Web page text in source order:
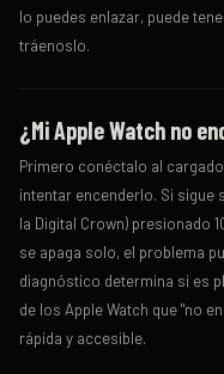
lo puedes enlazar, puede
tráenoslo.
¿Mi Apple Watch no
Primero conéctalo al
intentar encenderlo. Si sigue
la Digital Crown) presionado
se apaga solo, el problema
diagnóstico determina si es
de los Apple Watch que "no
rápida y accesible.